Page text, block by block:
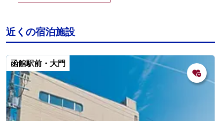
近くの宿泊施設
函館駅前・大門